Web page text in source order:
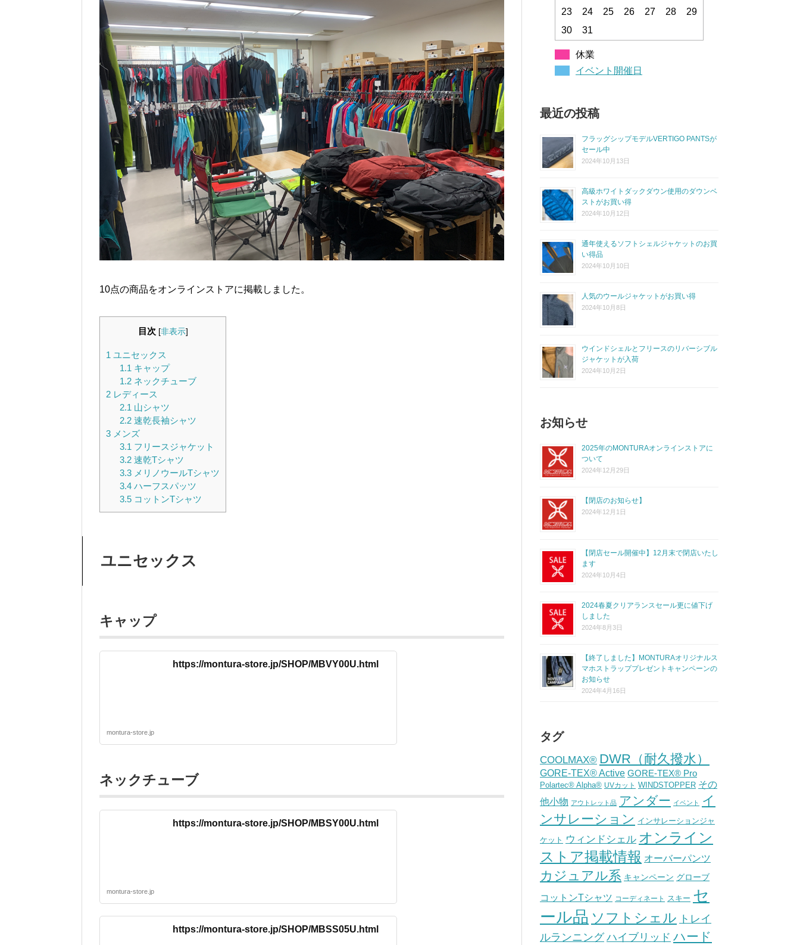
10点の商品をオンラインストアに掲載しました。
目次 [非表示]
1 ユニセックス
1.1 キャップ
1.2ネックチューブ
2 レディース
2.1 山シャツ
2.2速乾長袖シャツ
3 メンズ
3.1 フリースジャケット
3.2速乾Tシャツ
3.3メリノウールTシャツ
3.4ハーフスパッツ
3.5コットンTシャツ
ユニセックス
キャップ
https://montura-store.jp/SHOP/MBVY00U.html
montura-store.jp
ネックチューブ
https://montura-store.jp/SHOP/MBSY00U.html
montura-store.jp
https://montura-store.jp/SHOP/MBSS05U.html
23 24 25 26 27 28
29
30
31
休業
イベント開催日
最近の投稿
フラッグシップモデルVERTIGO PANTSが
セール中
2024年10月13日
高級ホワイトダックダウン使用のダウンベ
ストがお買い得
2024年10月12日
通年使えるソフトシェルジャケットのお買
い得品
2024年10月10日
人気のウールジャケットがお買い得
2024年10月8日
ウインドシェルとフリースのリバーシブル
ジャケットが入荷
2024年10月2日
お知らせ
2025年のMONTURAオンラインストアに
ついて
2024年12月29日
【閉店のお知らせ】
2024年12月1日
【閉店セール開催中】12月末で閉店いたし
ます
2024年10月4日
2024春夏クリアランスセール更に値下げ
しました
2024年8月3日
【終了しました】MONTURAオリジナルス
マホストラッププレゼントキャンペーンの
お知らせ
2024年4月16日
タグ
COOLMAX® DWR（耐久撥水）
GORE-TEX® Active GORE-TEX® Pro
Polartec® Alpha® UVカット WINDSTOPPER その
他小物 アウトレット品 アンダー イベント
イ
ンサレーション インサレーションジャ
ケット ウィンドシェル オンライン
ストア掲載情報 オーバーパンツ
カジュアル系 キャンペーン グローブ
コットンTシャツ コーディネート スキー セ
ール品 ソフトシェル トレイ
ルランニング ハイブリッド ハード